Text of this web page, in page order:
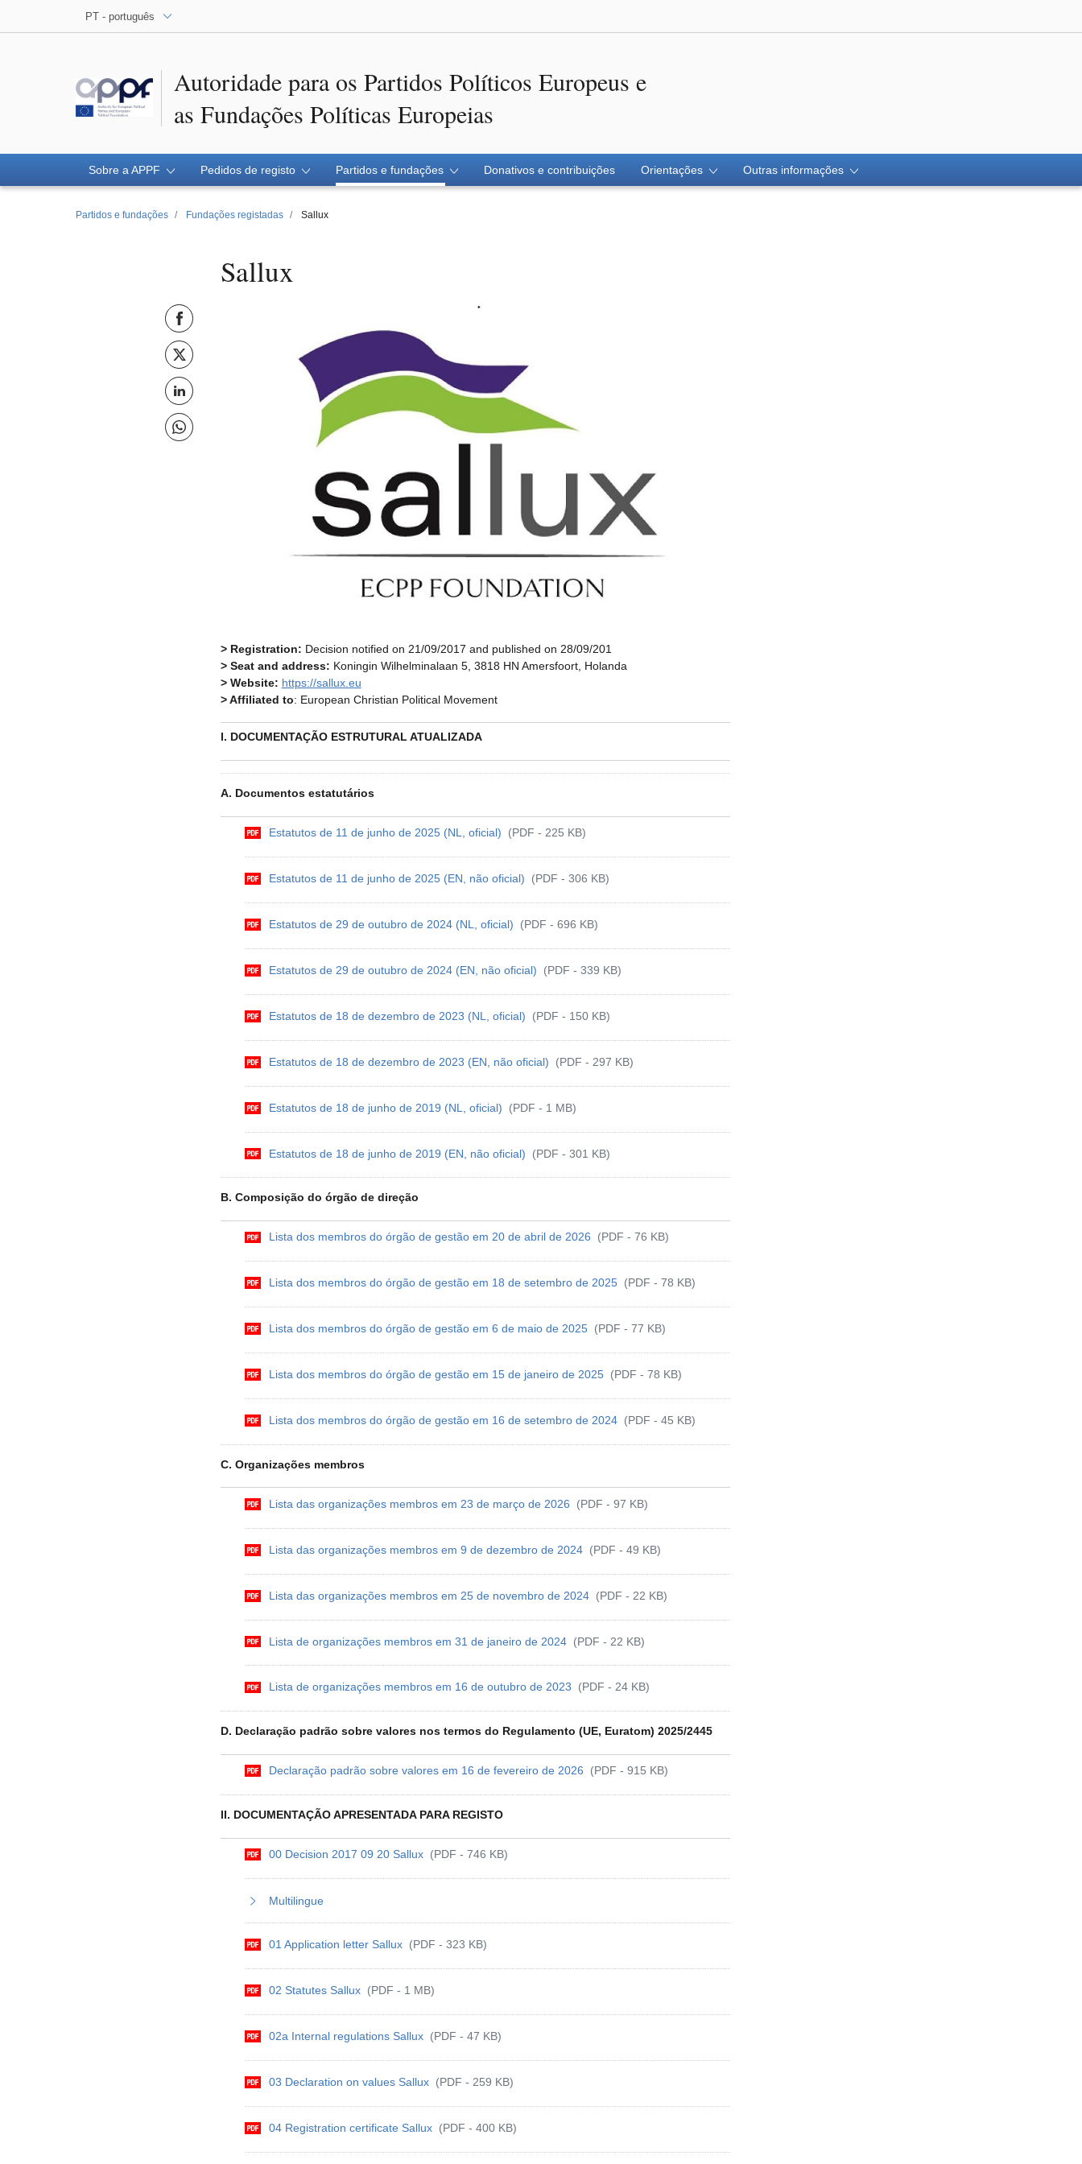
PT - português
Autoridade para os Partidos Políticos Europeus e
as Fundações Políticas Europeias
Sobre a APPF Pedidos de registo Partidos e fundações Donativos e contribuições Orientações Outras informações
Partidos e fundações Fundações registadas Sallux
Sallux
Partilhar em Facebook
Partilhar em X
Partilhar esta página no LinkedIn
Partilhar esta página no Whatsapp
> Registration: Decision notified on 21/09/2017 and published on 28/09/201
> Seat and address: Koningin Wilhelminalaan 5, 3818 HN Amersfoort, Holanda
> Website: https://sallux.eu
> Affiliated to: European Christian Political Movement
I. DOCUMENTAÇÃO ESTRUTURAL ATUALIZADA
A. Documentos estatutários
Estatutos de 11 de junho de 2025 (NL, oficial) (PDF - 225 KB)
Estatutos de 11 de junho de 2025 (EN, não oficial) (PDF - 306 KB)
Estatutos de 29 de outubro de 2024 (NL, oficial) (PDF - 696 KB)
Estatutos de 29 de outubro de 2024 (EN, não oficial) (PDF - 339 KB)
Estatutos de 18 de dezembro de 2023 (NL, oficial) (PDF - 150 KB)
Estatutos de 18 de dezembro de 2023 (EN, não oficial) (PDF - 297 KB)
Estatutos de 18 de junho de 2019 (NL, oficial) (PDF - 1 MB)
Estatutos de 18 de junho de 2019 (EN, não oficial) (PDF - 301 KB)
B. Composição do órgão de direção
Lista dos membros do órgão de gestão em 20 de abril de 2026 (PDF - 76 KB)
Lista dos membros do órgão de gestão em 18 de setembro de 2025 (PDF - 78 KB)
Lista dos membros do órgão de gestão em 6 de maio de 2025 (PDF - 77 KB)
Lista dos membros do órgão de gestão em 15 de janeiro de 2025 (PDF - 78 KB)
Lista dos membros do órgão de gestão em 16 de setembro de 2024 (PDF - 45 KB)
C. Organizações membros
Lista das organizações membros em 23 de março de 2026 (PDF - 97 KB)
Lista das organizações membros em 9 de dezembro de 2024 (PDF - 49 KB)
Lista das organizações membros em 25 de novembro de 2024 (PDF - 22 KB)
Lista de organizações membros em 31 de janeiro de 2024 (PDF - 22 KB)
Lista de organizações membros em 16 de outubro de 2023 (PDF - 24 KB)
D. Declaração padrão sobre valores nos termos do Regulamento (UE, Euratom) 2025/2445
Declaração padrão sobre valores em 16 de fevereiro de 2026 (PDF - 915 KB)
II. DOCUMENTAÇÃO APRESENTADA PARA REGISTO
00 Decision 2017 09 20 Sallux (PDF - 746 KB)
Multilingue
01 Application letter Sallux (PDF - 323 KB)
02 Statutes Sallux (PDF - 1 MB)
02a Internal regulations Sallux (PDF - 47 KB)
03 Declaration on values Sallux (PDF - 259 KB)
04 Registration certificate Sallux (PDF - 400 KB)